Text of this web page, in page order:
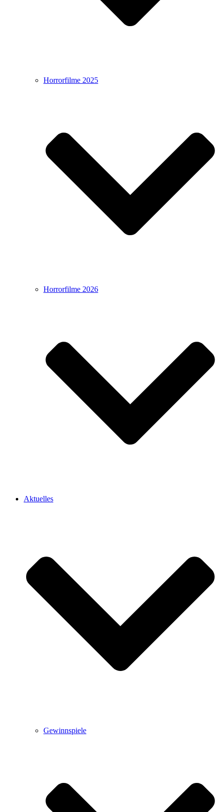
Horrorfilme 2025
Horrorfilme 2026
Aktuelles
Gewinnspiele